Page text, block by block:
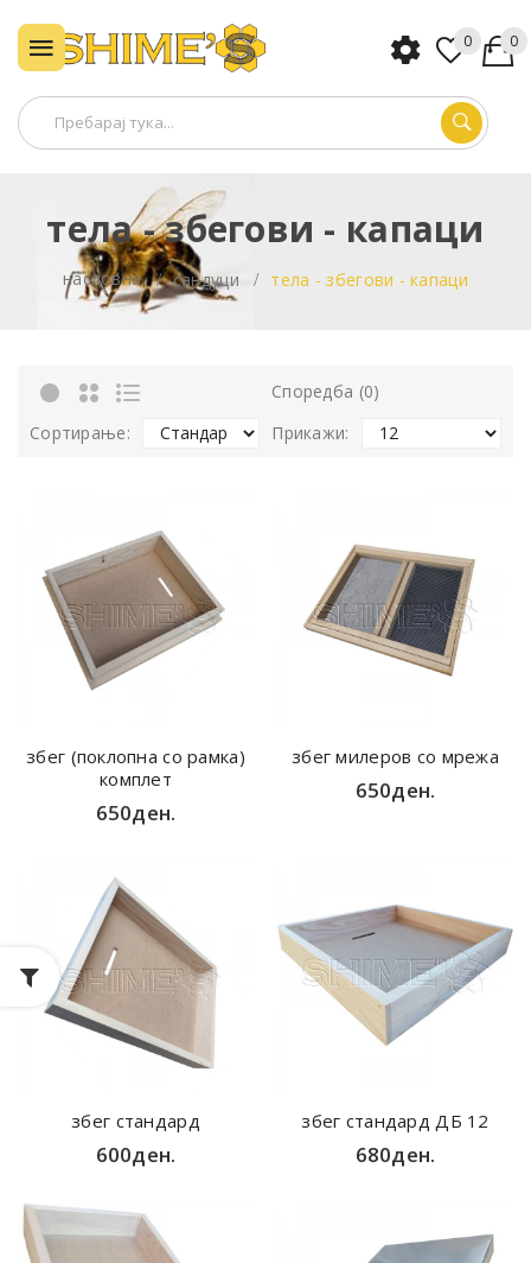
0 0
тела - збегови - капаци
насловна сандуци тела - збегови - капаци
Споредба (0)
Сортирање:
Прикажи:
збег (поклопна со рамка)
комплет
650ден.
збег милеров со мрежа
650ден.
збег стандард
600ден.
збег стандард ДБ 12
680ден.